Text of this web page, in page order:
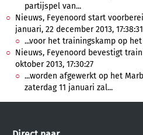
partijspel van...
Nieuws, Feyenoord start
januari, 22 december 2013, 17:38:31
...voor het trainingskamp op
Nieuws, Feyenoord bevestigt
oktober 2013, 17:30:27
...worden afgewerkt op het
zaterdag 11 januari zal...